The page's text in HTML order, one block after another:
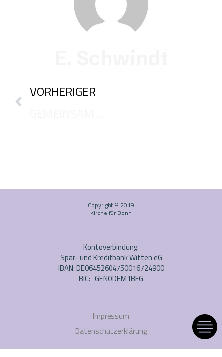
Zurück
VORHERIGER
Copyright © 2019
Kirche für Bonn
Kontoverbindung:
Spar- und Kreditbank Witten eG
IBAN: DE06452604750016724900
BIC: GENODEM1BFG
Impressum
Datenschutzerklärung